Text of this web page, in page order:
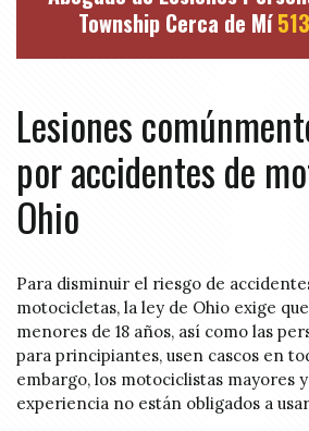
Township Cerca de Mí
Lesiones
por accidentes de
Ohio
Para disminuir el riesgo de
motocicletas, la ley de Ohio exige
menores de 18 años, así como las
para principiantes, usen cascos en
embargo, los motociclistas mayores
experiencia no están obligados a